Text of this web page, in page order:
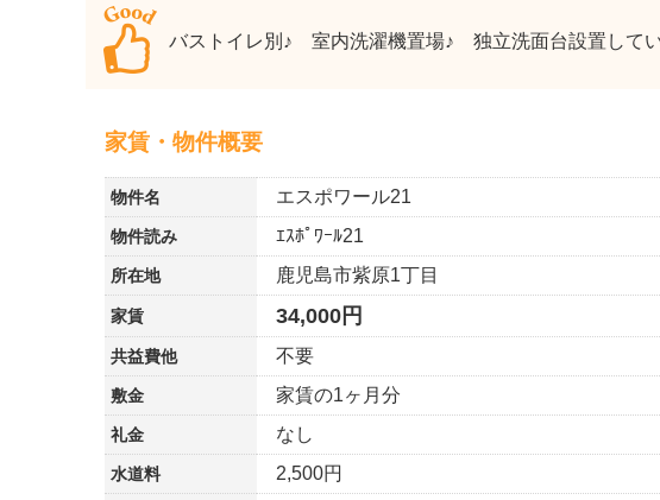
バストイレ別♪ 室内洗濯機置場♪ 独立洗面台設置して
家賃・物件概要
物件名 エスポワール21
物件読み ｴｽﾎﾟﾜｰﾙ21
所在地 鹿児島市紫原1丁目
家賃 34,000円
共益費他 不要
敷金 家賃の1ヶ月分
礼金 なし
水道料 2,500円